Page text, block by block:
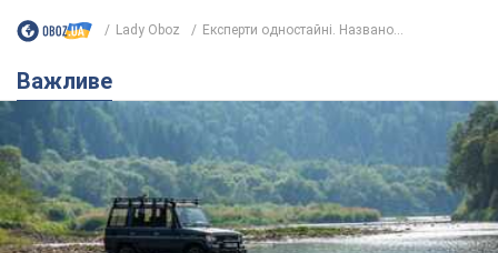
Lady Oboz Експерти одностайні. Названо...
Важливе